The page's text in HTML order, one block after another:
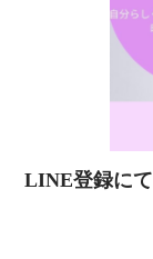
LINE登録に